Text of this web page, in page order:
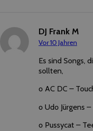
DJ Frank M
Vor 10 Jahren
Es sind Songs,
sollten,
o AC DC –
o Udo Jürgens
o Pussycat –